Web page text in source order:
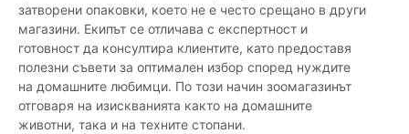
затворени опаковки, което не е често срещано в други
магазини. Екипът се отличава с експертност и
готовност да консултира клиентите, като предоставя
полезни съвети за оптимален избор според нуждите
на домашните любимци. По този начин зоомагазинът
отговаря на изискванията както на домашните
животни, така и на техните стопани.